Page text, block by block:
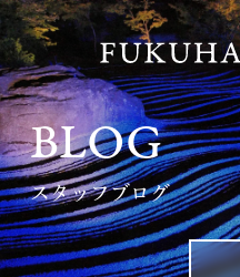
BLOG
スタッフブログ